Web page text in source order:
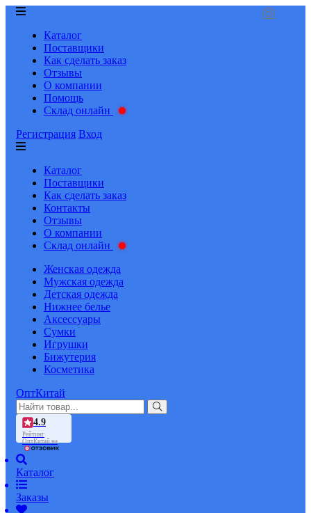
Каталог
Поставщики
Как сделать заказ
Отзывы
О компании
Помощь
Склад онлайн
Регистрация Вход
Каталог
Поставщики
Как сделать заказ
Контакты
Отзывы
О компании
Склад онлайн
Женская одежда
Мужская одежда
Детская одежда
Нижнее белье
Аксессуары
Сумки
Игрушки
Бижутерия
Косметика
ОптКитай
4.9
Рейтинг
ОптКитай на
Каталог
Заказы